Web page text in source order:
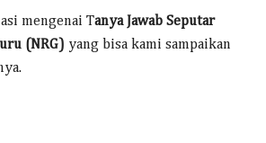
mengenai Tanya Jawab Seputar
(NRG) yang bisa kami sampaikan